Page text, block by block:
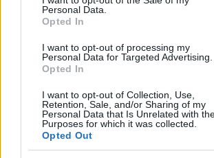
Personal Data.
Opted In
I want to opt-out of processing my
Personal Data for Targeted Advertising.
Opted In
I want to opt-out of Collection, Use,
Retention, Sale, and/or Sharing of my
Personal Data that Is Unrelated with
Purposes for which it was collected.
Opted Out
Αν τα χάσατε